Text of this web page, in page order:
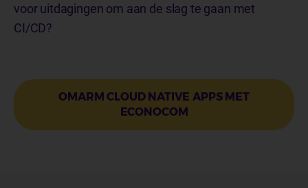
voor uitdagingen om aan de slag te gaan met
CI/CD?
OMARM CLOUD NATIVE APPS MET
ECONOCOM